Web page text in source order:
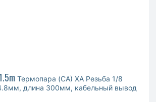
Термопара (CA) ХА Резьба 1/8
длина 300мм, кабельный вывод